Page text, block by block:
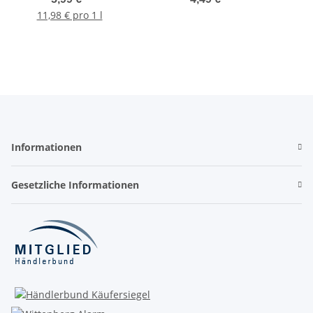
11,98 € pro 1 l
Informationen
Gesetzliche Informationen